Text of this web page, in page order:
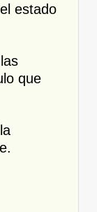
estado
que